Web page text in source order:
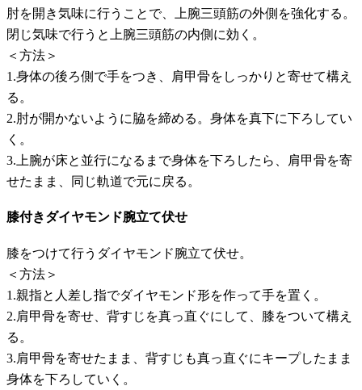
肘を開き気味に行うことで、上腕三頭筋の外側を強化する。
閉じ気味で行うと上腕三頭筋の内側に効く。
＜方法＞
1.身体の後ろ側で手をつき、肩甲骨をしっかりと寄せて構え
る。
2.肘が開かないように脇を締める。身体を真下に下ろしてい
く。
3.上腕が床と並行になるまで身体を下ろしたら、肩甲骨を寄
せたまま、同じ軌道で元に戻る。
膝付きダイヤモンド腕立て伏せ
膝をつけて行うダイヤモンド腕立て伏せ。
＜方法＞
1.親指と人差し指でダイヤモンド形を作って手を置く。
2.肩甲骨を寄せ、背すじを真っ直ぐにして、膝をついて構え
る。
3.肩甲骨を寄せたまま、背すじも真っ直ぐにキープしたまま
身体を下ろしていく。